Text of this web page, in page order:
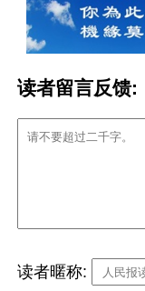
读者留言反馈:
读者暱称: